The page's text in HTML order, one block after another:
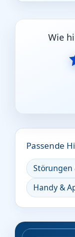
Wie
Passende
Störungen
Handy &